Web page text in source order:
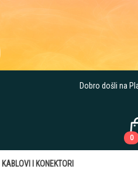
Dobro došli na
0
KABLOVI I KONEKTORI